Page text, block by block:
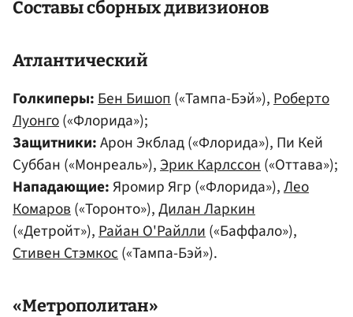
Составы сборных дивизионов
Атлантический
Голкиперы:Бен Бишоп(«Тампа-Бэй»),Роберто
Луонго(«Флорида»);
Защитники:Арон Экблад («Флорида»), Пи Кей
Суббан («Монреаль»),Эрик Карлссон(«Оттава»);
Нападающие:Яромир Ягр («Флорида»),Лео
Комаров(«Торонто»),Дилан Ларкин
(«Детройт»),Райан О'Райлли(«Баффало»),
Стивен Стэмкос(«Тампа-Бэй»).
«Метрополитан»